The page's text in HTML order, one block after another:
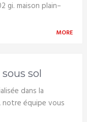
gi. maison plain–
MORE
sol
dans la
notre équipe vous